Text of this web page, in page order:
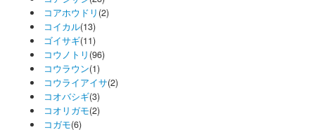
コアホウドリ (2)
コイカル(13)
ゴイサギ(11)
コウノトリ (96)
コウラウン(1)
コウライアイサ(2)
コオバシギ(3)
コオリガモ(2)
コガモ(6)